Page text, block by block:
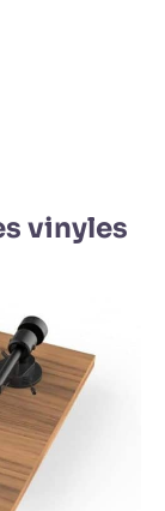
vinyles